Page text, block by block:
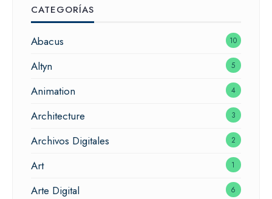
CATEGORÍAS
Abacus 10
Altyn 5
Animation 4
Architecture 3
Archivos Digitales 2
Art 1
Arte Digital 6